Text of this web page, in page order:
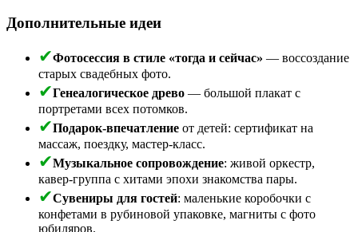
Дополнительные идеи
Фотосессия в стиле «тогда и сейчас» — воссоздание
старых свадебных фото.
Генеалогическое древо — большой плакат с
портретами всех потомков.
Подарок‑впечатление от детей: сертификат на
массаж, поездку, мастер‑класс.
Музыкальное сопровождение: живой оркестр,
кавер‑группа с хитами эпохи знакомства пары.
Сувениры для гостей: маленькие коробочки с
конфетами в рубиновой упаковке, магниты с фото
юбиляров.